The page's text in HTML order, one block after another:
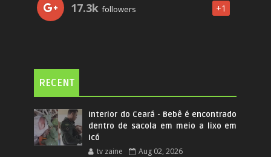
17.3k followers +1
RECENT
Interior do Ceará - Bebê é encontrado
dentro de sacola em meio a lixo em
Icó
tv zaine Aug 02, 2026